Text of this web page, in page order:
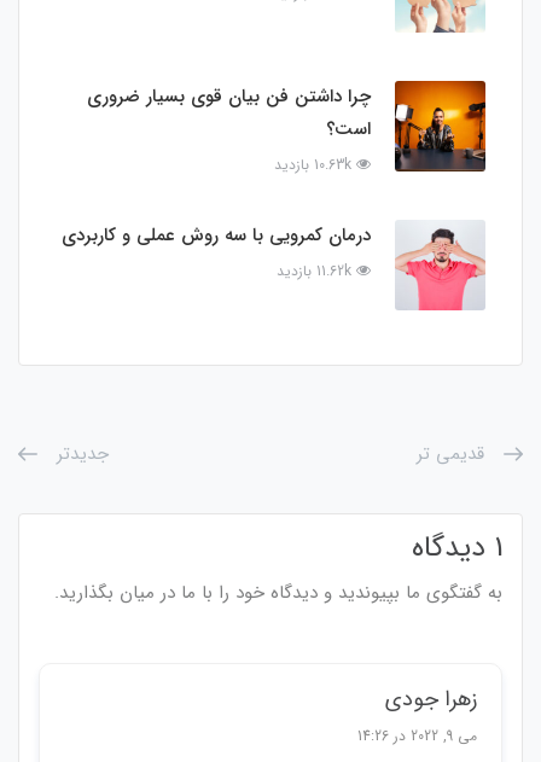
چرا داشتن فن بیان قوی بسیار ضروری
است؟
درمان کمرویی با سه روش عملی و کاربردی
قدیمی تر جدیدتر
1 دیدگاه
به گفتگوی ما بپیوندید و دیدگاه خود را با ما در میان بگذارید.
زهرا جودی
می 9, 2022 در 14:26